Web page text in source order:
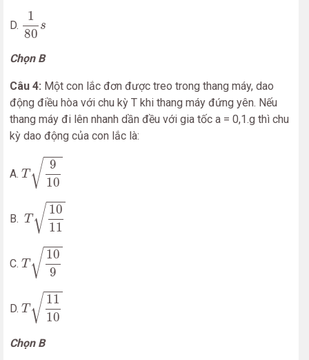
D.
1
80
s
180
Chọn B
Câu 4: Một con lắc đơn được treo trong thang máy, dao
động điều hòa với chu kỳ T khi thang máy đứng yên. Nếu
thang máy đi lên nhanh dần đều với gia tốc a = 0,1.g thì chu
kỳ dao động của con lắc là:
A. T √ 9
10
10
B. T √ 10
11
1011
C. T √ 10
9
109
D. T √ 11
10
1110
Chọn B